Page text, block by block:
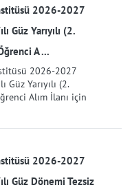
2026-2027
Güz Yarıyılı (2.
A ...
2026-2027
Güz Yarıyılı (2.
Alım İlanı için
2026-2027
Güz Dönemi Tezsiz